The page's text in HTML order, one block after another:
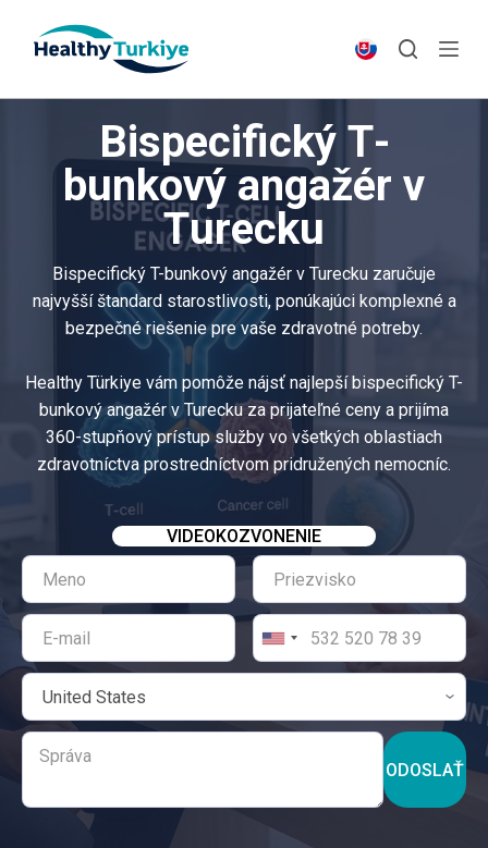
p
Bispecifický T-
bunkový angažér v
Turecku
Bispecifický T-bunkový angažér v Turecku zaručuje
najvyšší štandard starostlivosti, ponúkajúci komplexné a
bezpečné riešenie pre vaše zdravotné potreby.
Healthy Türkiye vám pomôže nájsť najlepší bispecifický T-
bunkový angažér v Turecku za prijateľné ceny a prijíma
360-stupňový prístup služby vo všetkých oblastiach
zdravotníctva prostredníctvom pridružených nemocníc.
VIDEOKOZVONENIE
ODOSLAŤ